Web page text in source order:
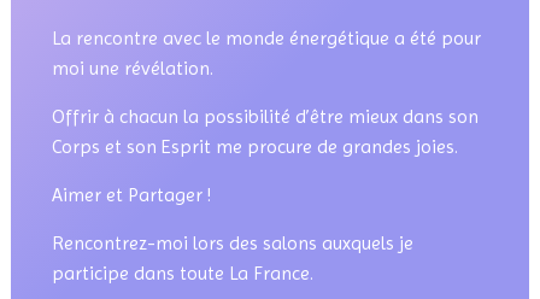
La rencontre avec le monde énergétique a été pour
moi une révélation.
Offrir à chacun la possibilité d’être mieux dans son
Corps et son Esprit me procure de grandes joies.
Aimer et Partager !
Rencontrez-moi lors des salons auxquels je
participe dans toute La France.